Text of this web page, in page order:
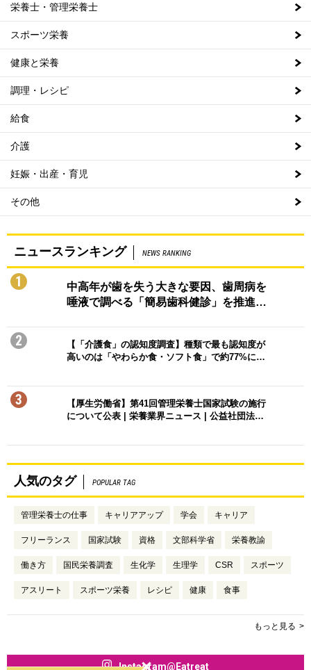
栄養士・管理栄養士
スポーツ栄養
健康と栄養
調理・レシピ
給食
介護
妊娠・出産・育児
その他
ニュースランキング NEWS RANKING
1
中高年が歯を失う大きな要因、歯周病を
唾液で調べる「簡易歯科健診」を推進…
2
【「介護食」の認知度調査】種類で最も認知度が
高いのは「やわらか食・ソフト食」で約77%に…
3
【厚生労働省】第41回管理栄養士国家試験の施行
について公表 | 栄養業界ニュース | 公益社団法…
人気のタグ POPULAR TAG
管理栄養士の仕事 キャリアアップ 学会 キャリア
フリーランス 国家試験 資格 文部科学省 栄養教諭
働き方 国民栄養調査 生化学 生理学 CSR スポーツ
アスリート スポーツ栄養 レシピ 健康 食事
もっと見る
Instagram@Eatreat